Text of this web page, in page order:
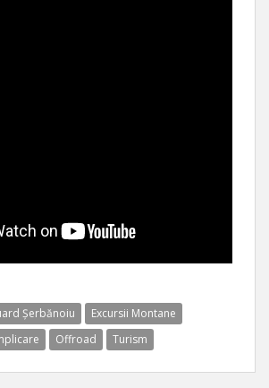
Șerbănoiu
Excursii Montane
Offroad Turism